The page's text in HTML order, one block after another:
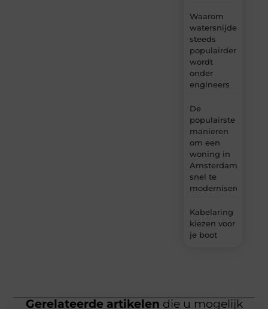
Waarom
watersnijden
steeds
populairder
wordt
onder
engineers
De
populairste
manieren
om een
woning in
Amsterdam
snel te
moderniseren
Kabelaring
kiezen voor
je boot
Gerelateerde artikelen die u mogelijk